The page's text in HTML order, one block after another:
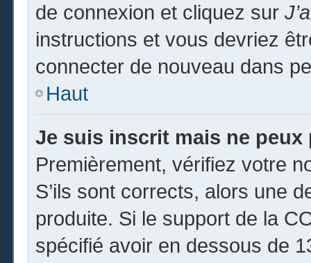
de connexion et cliquez sur
instructions et vous devriez
connecter de nouveau dans
Haut
Je suis inscrit mais ne peux
Premièrement, vérifiez votre
S’ils sont corrects, alors une
produite. Si le support de la
spécifié avoir en dessous de